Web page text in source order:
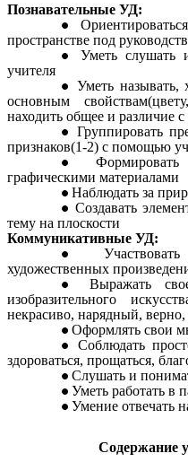
Познавательные УД:
пространстве под
Уметь слушать
учителя
Уметь называть,
основным
находить общее и различие
Группировать
признаков(1-2) с помощью
графическими материалами
Наблюдать за
Создавать
тему на плоскости
Коммуникативные УД:
художественных
Выражать
изобразительного
некрасиво, нарядный,
Оформлять свои
Соблюдать
здороваться, прощаться,
Слушать и
Уметь работать в
Умение отвечать
Содержание